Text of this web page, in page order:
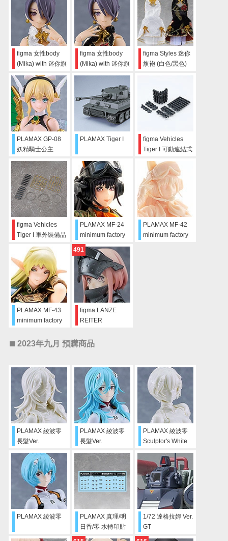
figma 女性body
(Mika) with 迷你旗
figma 女性body
(Mika) with 迷你旗
figma Styles 迷你
旗袍 (白色/黑色)
PLAMAX GP-08
妖精騎士公主
PLAMAX Tiger I
figma Vehicles
Tiger I 可動連結式
figma Vehicles
Tiger I 車外裝備品
PLAMAX MF-24
minimum factory
Miyuki
PLAMAX MF-42
minimum factory
PLAMAX MF-43
minimum factory
figma LANZE
REITER
491
2023年九月 預購商品
PLAMAX 綾波零
長髮Ver.
PLAMAX 綾波零
長髮Ver.
PLAMAX 綾波零
Sculptor's White
PLAMAX 綾波零
PLAMAX 真理/明
日香/零 水轉印貼
紙
1/72 達格拉姆 Ver.
GT